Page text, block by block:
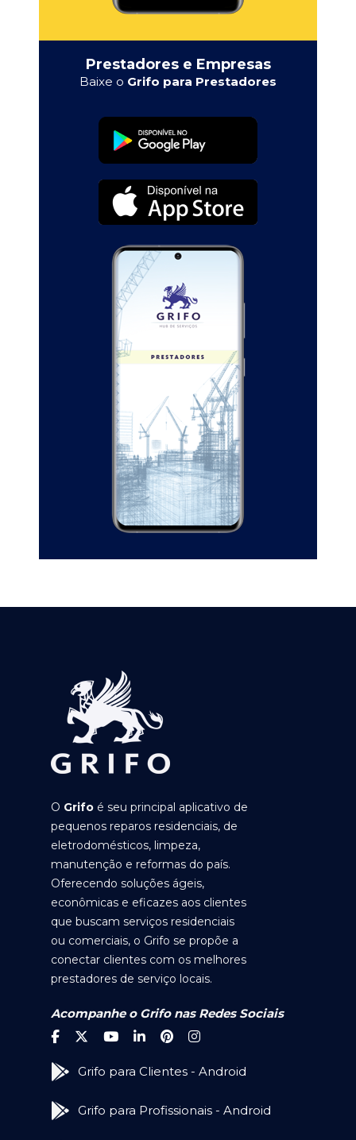
Prestadores e Empresas
Baixe o Grifo para Prestadores
O Grifo é seu principal aplicativo de
pequenos reparos residenciais, de
eletrodomésticos, limpeza,
manutenção e reformas do país.
Oferecendo soluções ágeis,
econômicas e eficazes aos clientes
que buscam serviços residenciais
ou comerciais, o Grifo se propõe a
conectar clientes com os melhores
prestadores de serviço locais.
Acompanhe o Grifo nas Redes Sociais
Grifo para Clientes - Android
Grifo para Profissionais - Android